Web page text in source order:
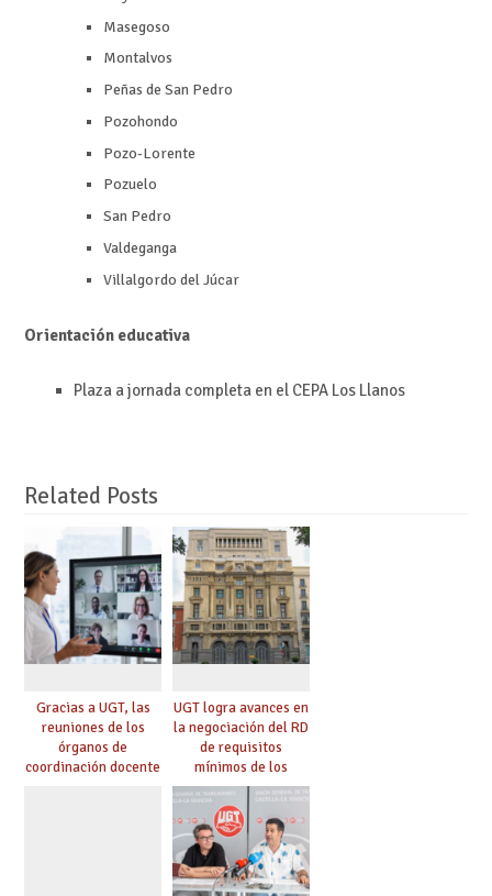
Masegoso
Montalvos
Peñas de San Pedro
Pozohondo
Pozo-Lorente
Pozuelo
San Pedro
Valdeganga
Villalgordo del Júcar
Orientación educativa
Plaza a jornada completa en el CEPA Los Llanos
Related Posts
Gracias a UGT, las
reuniones de los
órganos de
coordinación docente
UGT logra avances en
la negociación del RD
de requisitos
mínimos de los
centros educativos y
exige al Ministerio
que los compromisos
se materialicen con
la mayor agilidad
posible